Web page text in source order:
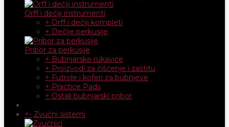
Orff i dečiji instrumenti
+ Orff i dečiji kompleti
+ Dečije perkusije
Pribor za perkusije
+ Bubnjarske rukavice
+ Proizvodi za čišćenje i zaštitu
+ Futrole i koferi za bubnjeve
+ Practice Pads
+ Ostali bubnjarski pribor
+- Zvučni sistemi